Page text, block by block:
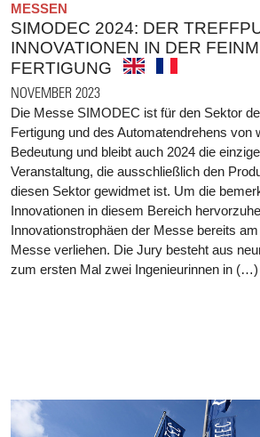
MESSEN
SIMODEC 2024: DER
INNOVATIONEN IN DER
FERTIGUNG
NOVEMBER 2023
Die Messe SIMODEC ist für den Sektor
Fertigung und des Automatendrehens von
Bedeutung und bleibt auch 2024 die
Veranstaltung, die ausschließlich den
diesen Sektor gewidmet ist. Um die
Innovationen in diesem Bereich
Innovationstrophäen der Messe bereits
Messe verliehen. Die Jury besteht aus
zum ersten Mal zwei Ingenieurinnen in (…)